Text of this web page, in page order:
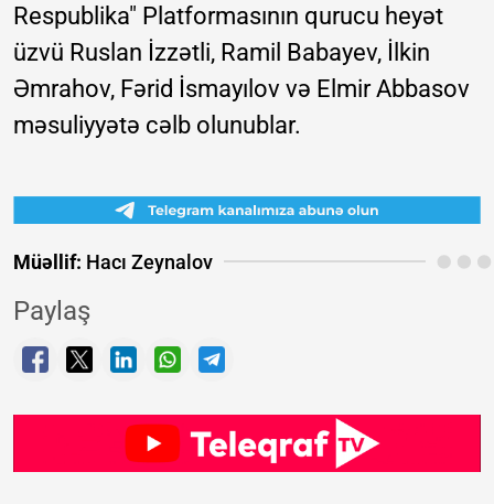
Respublika" Platformasının qurucu heyət
üzvü Ruslan İzzətli, Ramil Babayev, İlkin
Əmrahov, Fərid İsmayılov və Elmir Abbasov
məsuliyyətə cəlb olunublar.
Müəllif: Hacı Zeynalov
Paylaş